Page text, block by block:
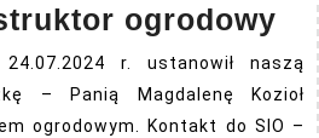
ogrodowy
r. ustanowił naszą
– Panią Magdalenę Kozioł
ogrodowym. Kontakt do SIO –